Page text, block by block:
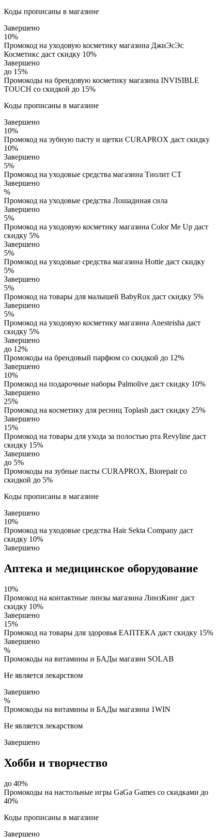
Коды прописаны в магазине
Завершено
10%
Промокод на уходовую косметику магазина ДжиЭсЭс
Косметикс даст скидку 10%
Завершено
до 15%
Промокоды на брендовую косметику магазина INVISIBLE
TOUCH со скидкой до 15%
Коды прописаны в магазине
Завершено
10%
Промокод на зубную пасту и щетки CURAPROX даст скидку
10%
Завершено
5%
Промокод на уходовые средства магазина Тиолит СТ
Завершено
%
Промокод на уходовые средства Лошадиная сила
Завершено
5%
Промокод на уходовую косметику магазина Color Me Up даст
скидку 5%
Завершено
5%
Промокод на уходовые средства магазина Hottie даст скидку
5%
Завершено
5%
Промокод на товары для малышей BabyRox даст скидку 5%
Завершено
5%
Промокод на уходовую косметику магазина Anesteisha даст
скидку 5%
Завершено
до 12%
Промокоды на брендовый парфюм со скидкой до 12%
Завершено
10%
Промокод на подарочные наборы Palmolive даст скидку 10%
Завершено
25%
Промокод на косметику для ресниц Toplash даст скидку 25%
Завершено
15%
Промокод на товары для ухода за полостью рта Revyline даст
скидку 15%
Завершено
до 5%
Промокоды на зубные пасты CURAPROX, Biorepair со
скидкой до 5%
Коды прописаны в магазине
Завершено
10%
Промокод на уходовые средства Hair Sekta Company даст
скидку 10%
Завершено
Аптека и медицинское оборудование
10%
Промокод на контактные линзы магазина ЛинзКинг даст
скидку 10%
Завершено
15%
Промокод на товары для здоровья ЕАПТЕКА даст скидку 15%
Завершено
%
Промокоды на витамины и БАДы магазин SOLAB
Не является лекарством
Завершено
%
Промокоды на витамины и БАДы магазина 1WIN
Не является лекарством
Завершено
Хобби и творчество
до 40%
Промокоды на настольные игры GaGa Games со скидками до
40%
Коды прописаны в магазине
Завершено